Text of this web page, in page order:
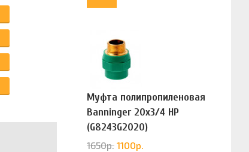
Муфта полипропиленовая
Banninger 20х3/4 НР
(G8243G2020)
1650р. 1100р.